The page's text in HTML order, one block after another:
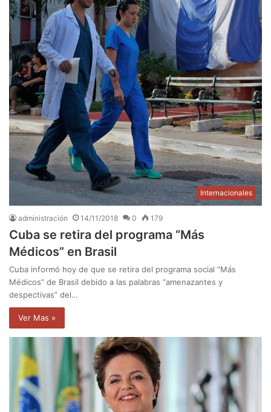
Internacionales
administración 14/11/2018 0 179
Cuba se retira del programa “Más
Médicos” en Brasil
Cuba informó hoy de que se retira del programa social “Más
Médicos” de Brasil debido a las palabras “amenazantes y
despectivas” del…
Ver Mas »